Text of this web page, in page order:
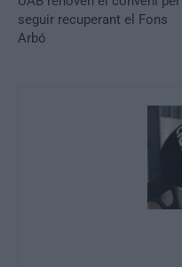
seguir recuperant el Fons
Arbó